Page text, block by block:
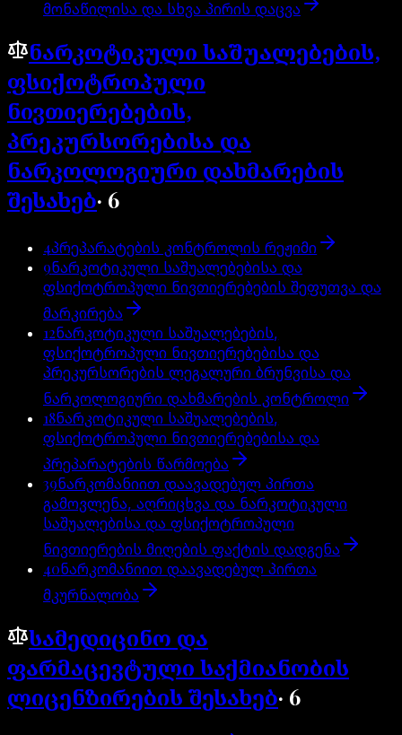
მონაწილისა და სხვა პირის დაცვა
ნარკოტიკული საშუალებების,
ფსიქოტროპული
ნივთიერებების,
პრეკურსორებისა და
ნარკოლოგიური დახმარების
შესახებ· 6
4პრეპარატების კონტროლის რეჟიმი
9ნარკოტიკული საშუალებებისა და
ფსიქოტროპული ნივთიერებების შეფუთვა და
მარკირება
12ნარკოტიკული საშუალებების,
ფსიქოტროპული ნივთიერებებისა და
პრეკურსორების ლეგალური ბრუნვისა და
ნარკოლოგიური დახმარების კონტროლი
18ნარკოტიკული საშუალებების,
ფსიქოტროპული ნივთიერებებისა და
პრეპარატების წარმოება
39ნარკომანიით დაავადებულ პირთა
გამოვლენა, აღრიცხვა და ნარკოტიკული
საშუალებისა და ფსიქოტროპული
ნივთიერების მიღების ფაქტის დადგენა
40ნარკომანიით დაავადებულ პირთა
მკურნალობა
სამედიცინო და
ფარმაცევტული საქმიანობის
ლიცენზირების შესახებ· 6